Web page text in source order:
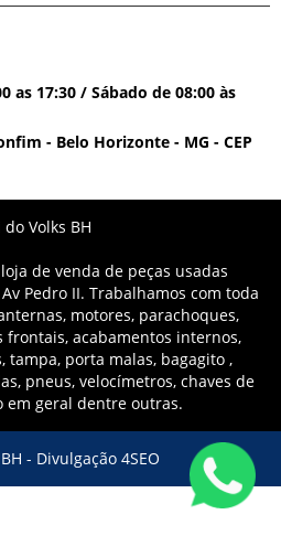
as 17:30 / Sábado de 08:00 às
- Belo Horizonte - MG - CEP
do Volks BH
de venda de peças usadas
Pedro II. Trabalhamos com toda
motores, parachoques,
frontais, acabamentos internos,
tampa, porta malas, bagagito ,
pneus, velocímetros, chaves de
em geral dentre outras.
- Divulgação 4SEO